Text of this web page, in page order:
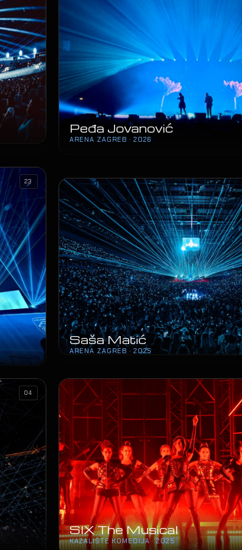
Peđa Jovanović
ARENA ZAGREB · 2026
23
Saša Matić
ARENA ZAGREB · 2025
04
SIX The Musical
KAZALIŠTE KOMEDIJA · 2025